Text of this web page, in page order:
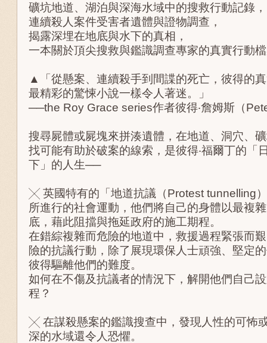
礦坑地道、湖泊與深海水域中的搜救行動記錄，
連續殺人案件受害者遺體與證物調查，
揭露深埋在地底與水下的真相，
一本關於頂尖搜救與鑑識調查專家的真實行動
▲「從懸案、連續殺手到間諜的死亡，彼得的
最精彩的驚悚小說一樣令人著迷。」
──the Roy Grace series作者彼得‧詹姆斯（
搜尋屍體或屍塊來拼湊遺體，在地道、洞穴、
找可能有助於破案的線索，是彼得‧福爾丁的「
下」的人生──
╳ 英國特有的「地道抗議（Protest tunnelling
所進行的社會運動，他們將自己的身體以最複
底，藉此阻擋與拖延政府的施工期程。
在錯綜複雜而危險的地道中，救援過程緊張而
險的抗議行動，除了展現環保人士頑強、堅定
彼得驅離他們的難度。
如何在不傷及抗議者的情況下，解開他們自己
程？
╳ 在謀殺懸案的鑑識搜查中，發現人性的可怖
深的水域還令人恐懼。